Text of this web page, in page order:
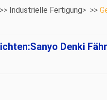
>> Industrielle Fertigung> >>
Denki